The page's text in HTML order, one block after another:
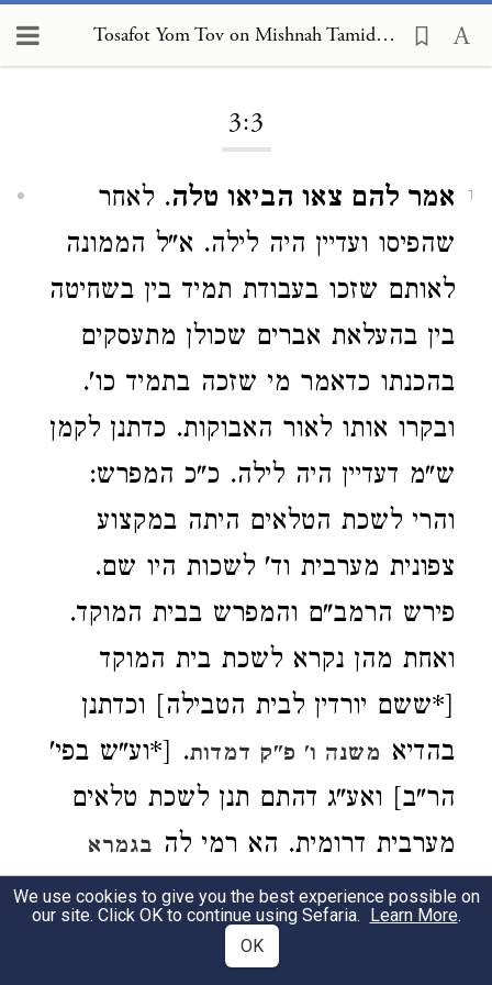
Tosafot Yom Tov on Mishnah Tamid 3:3
3:3
1 אמר להם צאו הביאו טלה. לאחר
שהפיסו ועדיין היה לילה. א"ל הממונה
לאותם שזכו בעבודת תמיד בין בשחיטה
בין בהעלאת אברים שכולן מתעסקים
בהכנתו כדאמר מי שזכה בתמיד כו'.
ובקרו אותו לאור האבוקות. כדתנן לקמן
ש"מ דעדיין היה לילה. כ"כ המפרש:
והרי לשכת הטלאים היתה במקצוע
צפונית מערבית וד' לשכות היו שם.
פירש הרמב"ם והמפרש בבית המוקד.
ואחת מהן נקרא לשכת בית המוקד
[*ששם יורדין לבית הטבילה] וכדתנן
בהדיא משנה ו' פ"ק דמדות. [*וע"ש בפי'
הר"ב] ואע"ג דהתם תנן לשכת טלאים
מערבית דרומית. הא רמי לה בגמרא
בפ"ק דיומאומשני להדף י"ז. אקצויי
מקציה ודאתי מצפון מתחזיא ליה בדרום
We use cookies to give you the best experience possible on
our site. Click OK to continue using Sefaria. Learn More.
OK